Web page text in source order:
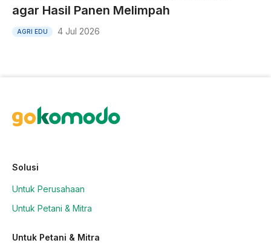
agar Hasil Panen Melimpah
AGRI EDU 4 Jul 2026
Solusi
Untuk Perusahaan
Untuk Petani & Mitra
Untuk Petani & Mitra